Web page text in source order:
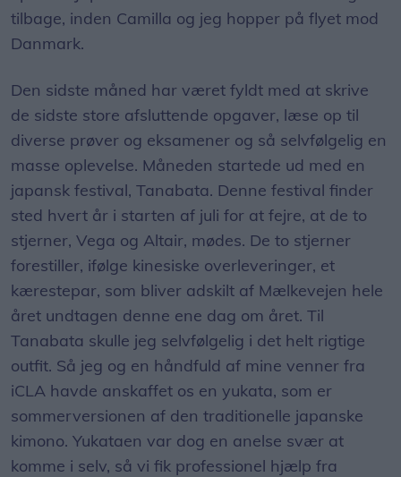
tilbage, inden Camilla og jeg hopper på flyet mod
Danmark.
Den sidste måned har været fyldt med at skrive
de sidste store afsluttende opgaver, læse op til
diverse prøver og eksamener og så selvfølgelig en
masse oplevelse. Måneden startede ud med en
japansk festival, Tanabata. Denne festival finder
sted hvert år i starten af juli for at fejre, at de to
stjerner, Vega og Altair, mødes. De to stjerner
forestiller, ifølge kinesiske overleveringer, et
kærestepar, som bliver adskilt af Mælkevejen hele
året undtagen denne ene dag om året. Til
Tanabata skulle jeg selvfølgelig i det helt rigtige
outfit. Så jeg og en håndfuld af mine venner fra
iCLA havde anskaffet os en yukata, som er
sommerversionen af den traditionelle japanske
kimono. Yukataen var dog en anelse svær at
komme i selv, så vi fik professionel hjælp fra